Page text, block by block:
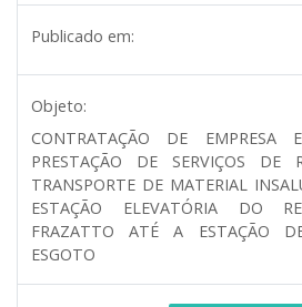
Publicado em:
Objeto:
CONTRATAÇÃO DE EMPRESA
PRESTAÇÃO DE SERVIÇOS DE
TRANSPORTE DE MATERIAL
ESTAÇÃO ELEVATÓRIA DO
FRAZATTO ATÉ A ESTAÇÃO
ESGOTO